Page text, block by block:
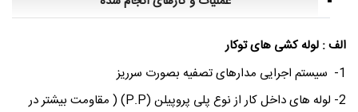
الف : لوله کشی های توکار
1- سیستم اجرایی مدارهای تصفیه بصورت سرریز
2- لوله های داخل کار از نوع پلی پروپیلن (P.P) ( مقاومت بیشتر در